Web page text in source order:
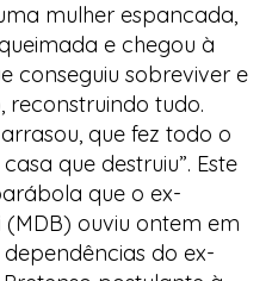
mulher espancada,
e chegou à
conseguiu sobreviver e
reconstruindo tudo.
que fez todo o
que destruiu”. Este
que o ex-
(MDB) ouviu ontem em
do ex-